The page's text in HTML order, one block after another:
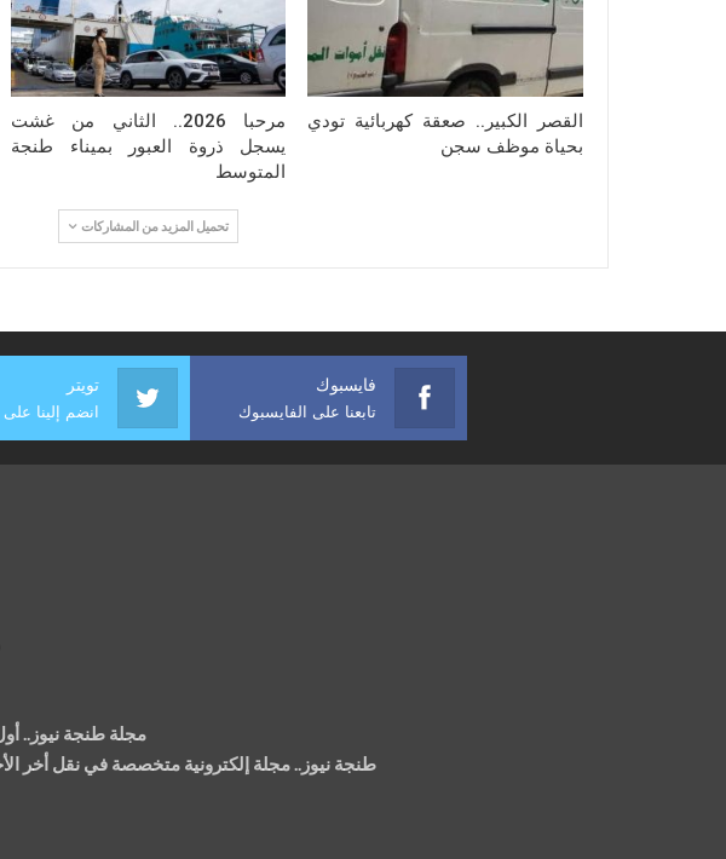
القصر الكبير.. صعقة كهربائية تودي
بحياة موظف سجن
مرحبا 2026.. الثاني من غشت
يسجل ذروة العبور بميناء طنجة
المتوسط
تحميل المزيد من المشاركات
فايسبوك
تابعنا على الفايسبوك
تويتر
انضم إلينا على
مجلة طنجة نيوز..
طنجة نيوز.. مجلة إلكترونية متخصصة في نقل أخر